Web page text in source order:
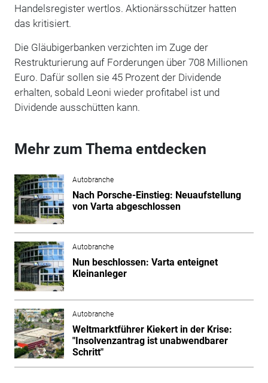
Handelsregister wertlos. Aktionärsschützer hatten
das kritisiert.
Die Gläubigerbanken verzichten im Zuge der
Restrukturierung auf Forderungen über 708 Millionen
Euro. Dafür sollen sie 45 Prozent der Dividende
erhalten, sobald Leoni wieder profitabel ist und
Dividende ausschütten kann.
Mehr zum Thema entdecken
Autobranche
Nach Porsche-Einstieg: Neuaufstellung
von Varta abgeschlossen
Autobranche
Nun beschlossen: Varta enteignet
Kleinanleger
Autobranche
Weltmarktführer Kiekert in der Krise:
"Insolvenzantrag ist unabwendbarer
Schritt"